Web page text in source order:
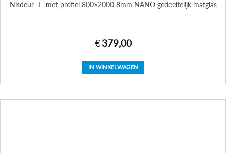
Nisdeur -L- met profiel 800×2000 8mm NANO gedeeltelijk matglas
€ 379,00
IN WINKELWAGEN